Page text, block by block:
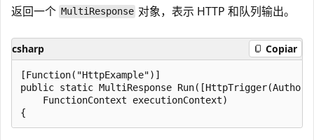
返回一个 MultiResponse 对象，表示 HTTP 和队列输出。
csharp Copiar
[Function("HttpExample")]
public static MultiResponse
    FunctionContext executionContext)